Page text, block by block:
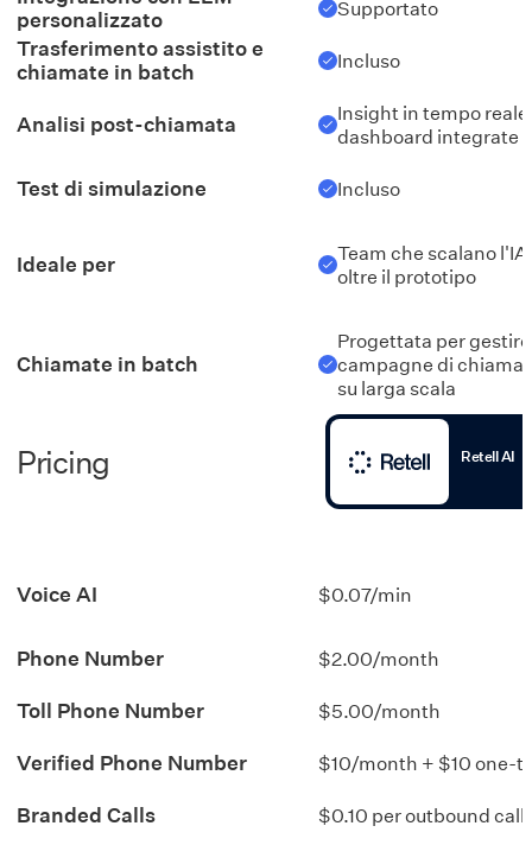
personalizzato
Supportato
Trasferimento assistito e
chiamate in batch
Incluso
Analisi post-chiamata
Insight in tempo reale
dashboard integrate
Test di simulazione Incluso
Ideale per
Team che scalano
oltre il prototipo
Chiamate in batch
Progettata per gestire
campagne di
su larga scala
Pricing Retell AI
Voice AI $0.07/min
Phone Number $2.00/month
Toll Phone Number $5.00/month
Verified Phone Number $10/month + $10 one-
Branded Calls $0.10 per outbound call